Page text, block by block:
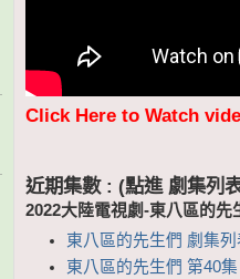
Click Here to Watch
近期集數 : (點進 劇集列
2022大陸電視劇-東八區的先
東八區的先生們 劇集
東八區的先生們 第40